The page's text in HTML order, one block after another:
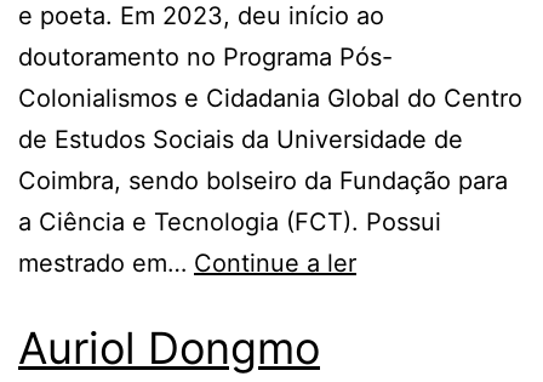
e poeta. Em 2023, deu início ao
doutoramento no Programa Pós-
Colonialismos e Cidadania Global do Centro
de Estudos Sociais da Universidade de
Coimbra, sendo bolseiro da Fundação para
a Ciência e Tecnologia (FCT). Possui
mestrado em… Continue a ler
Auriol Dongmo